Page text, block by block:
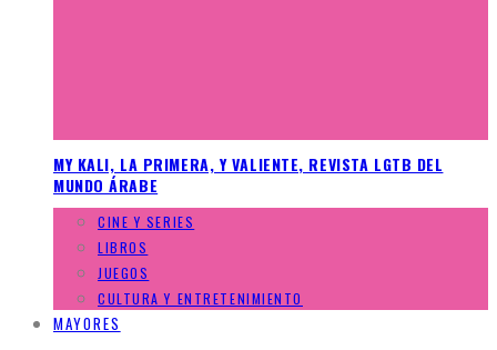
MY KALI, LA PRIMERA, Y VALIENTE, REVISTA LGTB DEL
MUNDO ÁRABE
CINE Y SERIES
LIBROS
JUEGOS
CULTURA Y ENTRETENIMIENTO
MAYORES